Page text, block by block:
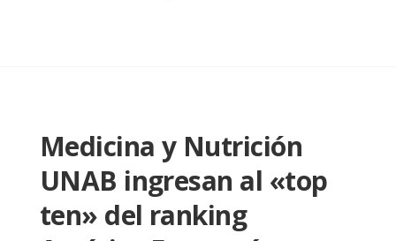
Medicina y Nutrición
UNAB ingresan al «top
ten» del ranking